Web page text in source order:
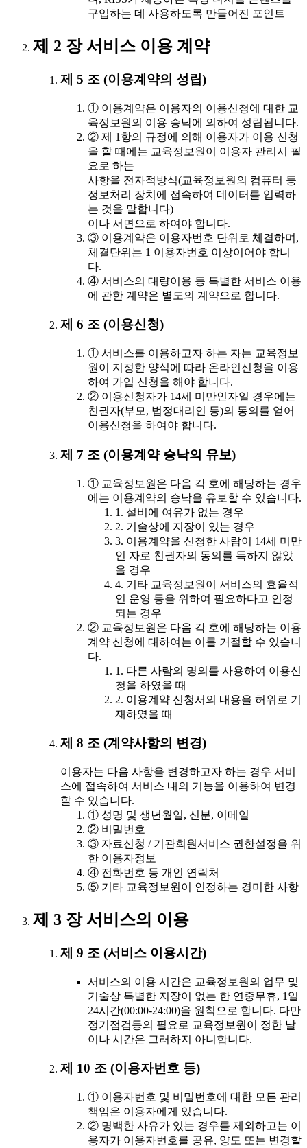
구입하는 데 사용하도록 만들어진 포인트
제 2 장 서비스 이용 계약
제 5 조 (이용계약의 성립)
① 이용계약은 이용자의 이용신청에 대한 교
육정보원의 이용 승낙에 의하여 성립됩니다.
② 제 1항의 규정에 의해 이용자가 이용 신청
을 할 때에는 교육정보원이 이용자 관리시 필
요로 하는
사항을 전자적방식(교육정보원의 컴퓨터 등
정보처리 장치에 접속하여 데이터를 입력하
는 것을 말합니다)
이나 서면으로 하여야 합니다.
③ 이용계약은 이용자번호 단위로 체결하며,
체결단위는 1 이용자번호 이상이어야 합니
다.
④ 서비스의 대량이용 등 특별한 서비스 이용
에 관한 계약은 별도의 계약으로 합니다.
제 6 조 (이용신청)
① 서비스를 이용하고자 하는 자는 교육정보
원이 지정한 양식에 따라 온라인신청을 이용
하여 가입 신청을 해야 합니다.
② 이용신청자가 14세 미만인자일 경우에는
친권자(부모, 법정대리인 등)의 동의를 얻어
이용신청을 하여야 합니다.
제 7 조 (이용계약 승낙의 유보)
① 교육정보원은 다음 각 호에 해당하는 경우
에는 이용계약의 승낙을 유보할 수 있습니다.
1. 설비에 여유가 없는 경우
2. 기술상에 지장이 있는 경우
3. 이용계약을 신청한 사람이 14세 미만
인 자로 친권자의 동의를 득하지 않았
을 경우
4. 기타 교육정보원이 서비스의 효율적
인 운영 등을 위하여 필요하다고 인정
되는 경우
② 교육정보원은 다음 각 호에 해당하는 이용
계약 신청에 대하여는 이를 거절할 수 있습니
다.
1. 다른 사람의 명의를 사용하여 이용신
청을 하였을 때
2. 이용계약 신청서의 내용을 허위로 기
재하였을 때
제 8 조 (계약사항의 변경)
이용자는 다음 사항을 변경하고자 하는 경우 서비
스에 접속하여 서비스 내의 기능을 이용하여 변경
할 수 있습니다.
① 성명 및 생년월일, 신분, 이메일
② 비밀번호
③ 자료신청 / 기관회원서비스 권한설정을 위
한 이용자정보
④ 전화번호 등 개인 연락처
⑤ 기타 교육정보원이 인정하는 경미한 사항
제 3 장 서비스의 이용
제 9 조 (서비스 이용시간)
서비스의 이용 시간은 교육정보원의 업무 및
기술상 특별한 지장이 없는 한 연중무휴, 1일
24시간(00:00-24:00)을 원칙으로 합니다. 다만
정기점검등의 필요로 교육정보원이 정한 날
이나 시간은 그러하지 아니합니다.
제 10 조 (이용자번호 등)
① 이용자번호 및 비밀번호에 대한 모든 관리
책임은 이용자에게 있습니다.
② 명백한 사유가 있는 경우를 제외하고는 이
용자가 이용자번호를 공유, 양도 또는 변경할